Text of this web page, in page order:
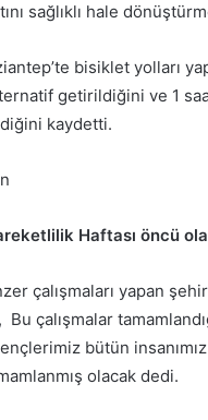
sağlıklı hale
bisiklet yolları
getirildiğini ve 1
kaydetti.
Haftası öncü
çalışmaları yapan
çalışmalar
bütün
olacak dedi.